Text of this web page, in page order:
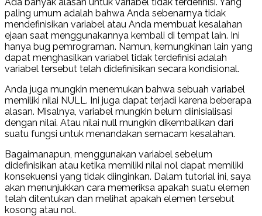
paling umum adalah bahwa Anda sebenarnya tidak
mendefinisikan variabel atau Anda membuat kesalahan
ejaan saat menggunakannya kembali di tempat lain. Ini
hanya bug pemrograman. Namun, kemungkinan lain yang
dapat menghasilkan variabel tidak terdefinisi adalah
variabel tersebut telah didefinisikan secara kondisional.
Anda juga mungkin menemukan bahwa sebuah variabel
memiliki nilai NULL. Ini juga dapat terjadi karena beberapa
alasan. Misalnya, variabel mungkin belum diinisialisasi
dengan nilai. Atau nilai null mungkin dikembalikan dari
suatu fungsi untuk menandakan semacam kesalahan.
Bagaimanapun, menggunakan variabel sebelum
didefinisikan atau ketika memiliki nilai nol dapat memiliki
konsekuensi yang tidak diinginkan. Dalam tutorial ini, saya
akan menunjukkan cara memeriksa apakah suatu elemen
telah ditentukan dan melihat apakah elemen tersebut
kosong atau nol.